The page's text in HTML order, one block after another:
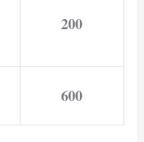
200
600